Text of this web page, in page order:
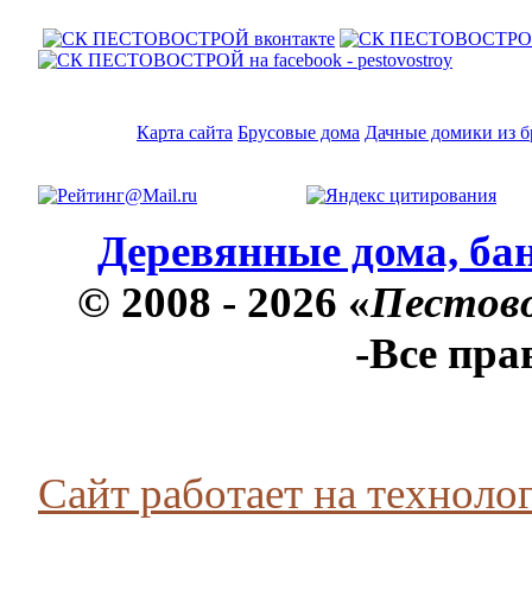
Карта сайта Брусовые дома Дачные домики из
Деревянные дома,
© 2008 - 2026 «
-Все
Сайт работает на